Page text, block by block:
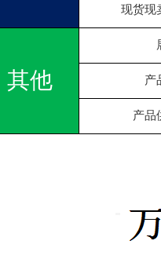
现货现
其他 产
产品